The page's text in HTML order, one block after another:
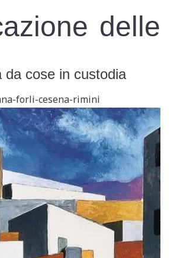
delle
da cose in custodia
forli-cesena-rimini